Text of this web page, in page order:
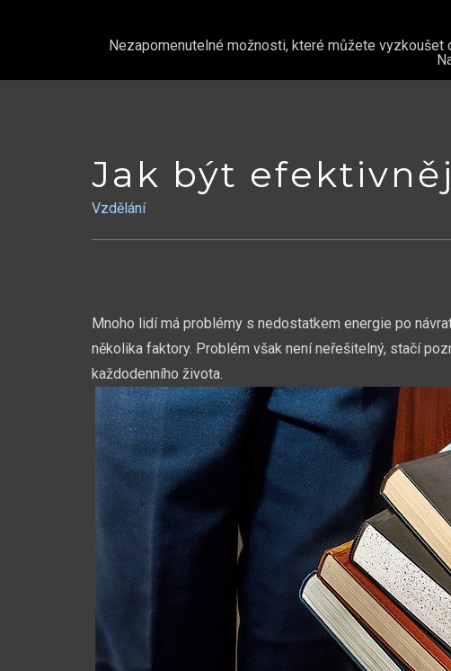
Nezapomenutelné možnosti, které můžete vyzkoušet
Jak být
Vzdělání
Mnoho lidí má problémy s nedostatkem energie po
několika faktory. Problém však není neřešitelný, stačí
každodenního života.